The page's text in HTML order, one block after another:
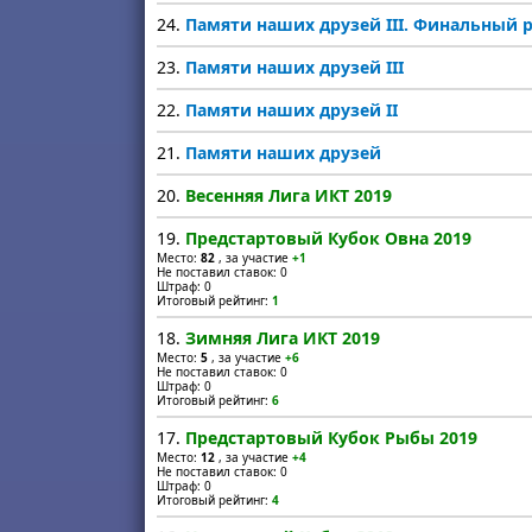
24. Памяти наших друзей III. Финальный
23. Памяти наших друзей III
22. Памяти наших друзей II
21. Памяти наших друзей
20. Весенняя Лига ИКТ 2019
19. Предстартовый Кубок Овна 2019
Место: 82 , за участие +1
Не поставил ставок: 0
Штраф: 0
Итоговый рейтинг: 1
18. Зимняя Лига ИКТ 2019
Место: 5 , за участие +6
Не поставил ставок: 0
Штраф: 0
Итоговый рейтинг: 6
17. Предстартовый Кубок Рыбы 2019
Место: 12 , за участие +4
Не поставил ставок: 0
Штраф: 0
Итоговый рейтинг: 4